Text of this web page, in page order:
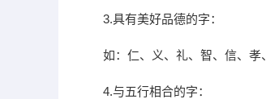
3.具有美好品德的字：
如：仁、义、礼、智、信、孝
4.与五行相合的字：